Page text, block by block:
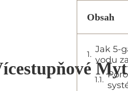
Obsah
Jak 5-
vodu